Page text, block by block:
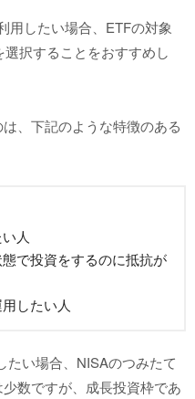
用したい場合、ETFの対象
択することをおすすめし
、下記のような特徴のある
人
で投資をするのに抵抗が
したい人
たい場合、NISAのつみたて
数ですが、成長投資枠であ